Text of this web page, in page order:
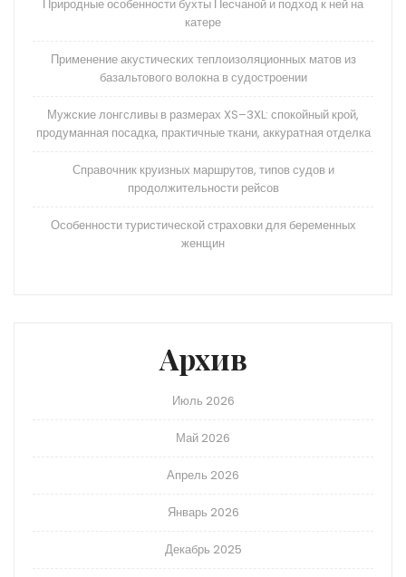
Природные особенности бухты Песчаной и подход к ней на
катере
Применение акустических теплоизоляционных матов из
базальтового волокна в судостроении
Мужские лонгсливы в размерах XS–3XL: спокойный крой,
продуманная посадка, практичные ткани, аккуратная отделка
Справочник круизных маршрутов, типов судов и
продолжительности рейсов
Особенности туристической страховки для беременных
женщин
Архив
Июль 2026
Май 2026
Апрель 2026
Январь 2026
Декабрь 2025